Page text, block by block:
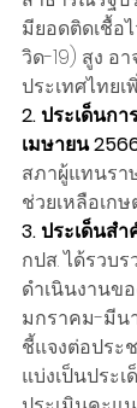
มียอดติดเชื้อ
วิด-19) สูง อ
ประเทศไทย
2. ประเด็นก
เมษายน
สภาผู้แทนรา
ช่วยเหลือเก
3. ประเด็นส
กปส. ได้รวบ
ดำเนินงานข
มกราคม-มีน
ชี้แจงต่อประ
แบ่งเป็นประ